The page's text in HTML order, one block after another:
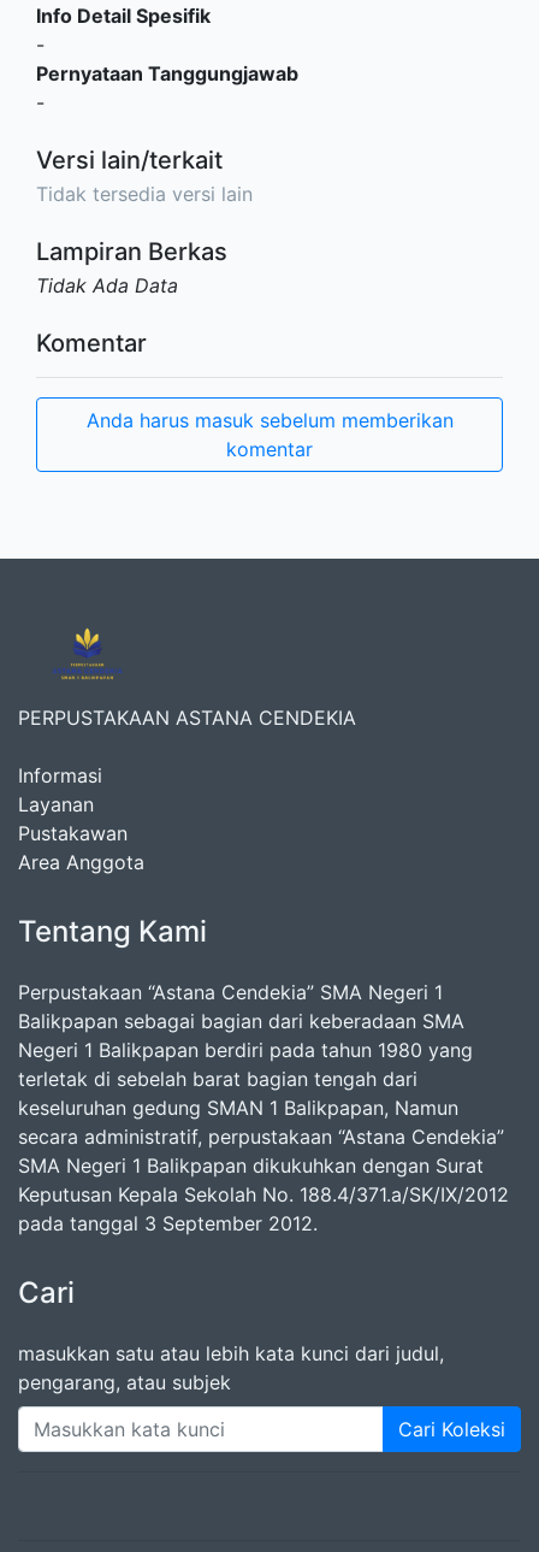
Info Detail Spesifik
-
Pernyataan Tanggungjawab
-
Versi lain/terkait
Tidak tersedia versi lain
Lampiran Berkas
Tidak Ada Data
Komentar
Anda harus masuk sebelum memberikan
komentar
PERPUSTAKAAN ASTANA CENDEKIA
Informasi
Layanan
Pustakawan
Area Anggota
Tentang Kami
Perpustakaan “Astana Cendekia” SMA Negeri 1
Balikpapan sebagai bagian dari keberadaan SMA
Negeri 1 Balikpapan berdiri pada tahun 1980 yang
terletak di sebelah barat bagian tengah dari
keseluruhan gedung SMAN 1 Balikpapan, Namun
secara administratif, perpustakaan “Astana Cendekia”
SMA Negeri 1 Balikpapan dikukuhkan dengan Surat
Keputusan Kepala Sekolah No. 188.4/371.a/SK/IX/2012
pada tanggal 3 September 2012.
Cari
masukkan satu atau lebih kata kunci dari judul,
pengarang, atau subjek
Cari Koleksi